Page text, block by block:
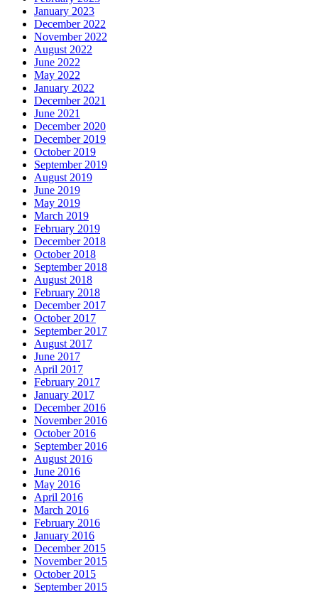
January 2023
December 2022
November 2022
August 2022
June 2022
May 2022
January 2022
December 2021
June 2021
December 2020
December 2019
October 2019
September 2019
August 2019
June 2019
May 2019
March 2019
February 2019
December 2018
October 2018
September 2018
August 2018
February 2018
December 2017
October 2017
September 2017
August 2017
June 2017
April 2017
February 2017
January 2017
December 2016
November 2016
October 2016
September 2016
August 2016
June 2016
May 2016
April 2016
March 2016
February 2016
January 2016
December 2015
November 2015
October 2015
September 2015